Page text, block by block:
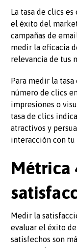
La tasa de clics
el éxito del
campañas de
medir la eficacia
relevancia de tus
Para medir la
número de clics
impresiones o
tasa de clics
atractivos y
interacción con tu
Métrica
Medir la
evaluar el éxito
satisfechos son